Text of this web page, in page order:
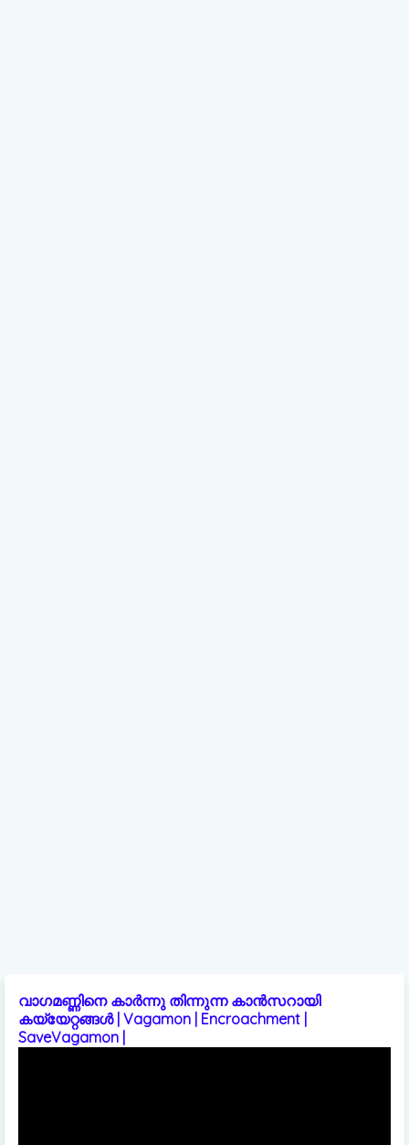
വാഗമണ്ണിനെ കാർന്നു തിന്നുന്ന കാൻസറായി
കയ്യേറ്റങ്ങൾ | Vagamon | Encroachment |
SaveVagamon |